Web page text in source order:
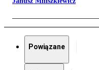
Powiązane